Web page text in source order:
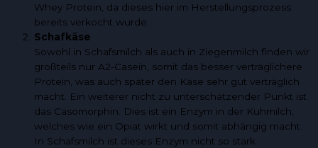
Whey Protein, da dieses hier im Herstellungsprozess
bereits verkocht wurde.
Schafkäse
Sowohl in Schafsmilch als auch in Ziegenmilch finden wir
großteils nur A2-Casein, somit das besser verträglichere
Protein, was auch später den Käse sehr gut verträglich
macht. Ein weiterer nicht zu unterschätzender Punkt ist
das Casomorphin. Dies ist ein Enzym in der Kuhmilch,
welches wie ein Opiat wirkt und somit abhängig macht.
In Schafsmilch ist dieses Enzym nicht so stark